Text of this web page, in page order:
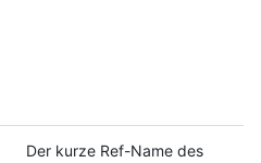
Der kurze Ref-Name des